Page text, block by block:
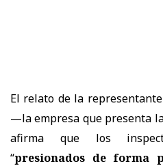
El relato de la
—la empresa que presenta
afirma que los
“presionados de forma